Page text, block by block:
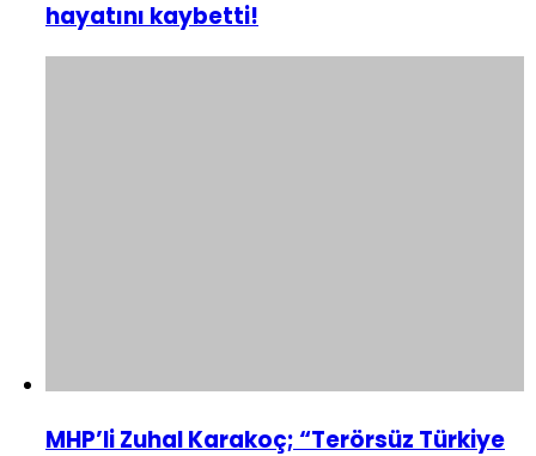
hayatını kaybetti!
MHP’li Zuhal Karakoç; “Terörsüz Türkiye